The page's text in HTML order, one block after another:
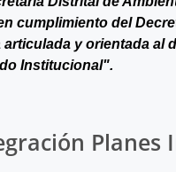
cumplimiento del
y orientada al
Institucional".
Planes